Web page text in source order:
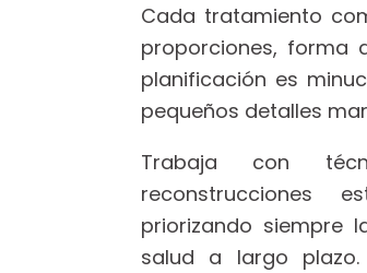
Cada tratamiento
proporciones, forma
planificación es
pequeños detalles
Trabaja con
reconstrucciones
priorizando siempre
salud a largo